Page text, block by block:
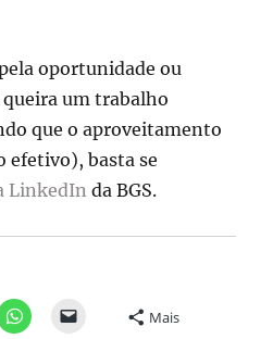
oportunidade ou
um trabalho
que o aproveitamento
efetivo), basta se
LinkedIn da BGS.
Mais